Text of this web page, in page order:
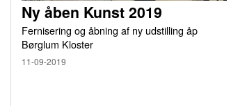
Ny åben Kunst 2019
Fernisering og åbning af ny udstilling åp
Børglum Kloster
11-09-2019